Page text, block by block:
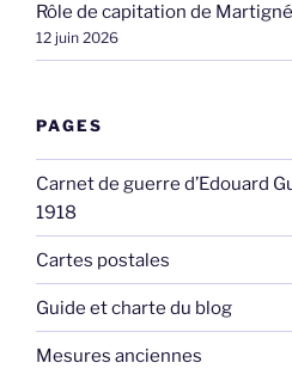
Rôle de capitation de
12 juin 2026
PAGES
Carnet de guerre d’Edouard
1918
Cartes postales
Guide et charte du blog
Mesures anciennes